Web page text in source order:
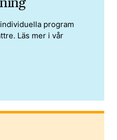
program
Läs mer i vår